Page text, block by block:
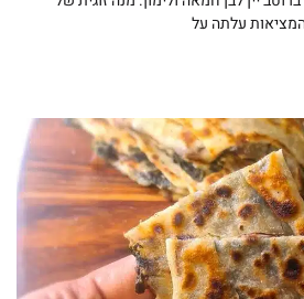
עלתה על